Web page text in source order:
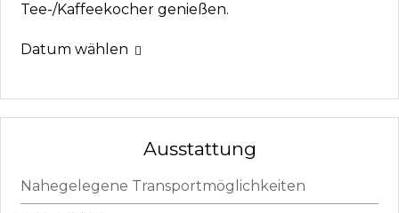
Tee-/Kaffeekocher genießen.
Datum wählen
Ausstattung
Nahegelegene Transportmöglichkeiten